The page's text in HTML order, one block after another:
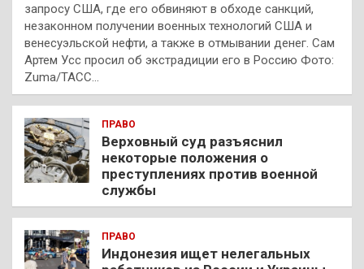
запросу США, где его обвиняют в обходе санкций,
незаконном получении военных технологий США и
венесуэльской нефти, а также в отмывании денег. Сам
Артем Усс просил об экстрадиции его в Россию Фото:
Zuma/ТАСС…
ПРАВО
Верховный суд разъяснил
некоторые положения о
преступлениях против военной
службы
ПРАВО
Индонезия ищет нелегальных